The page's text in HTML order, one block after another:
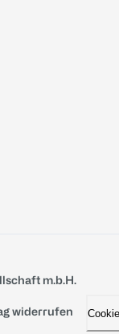
m.b.H.
widerrufen